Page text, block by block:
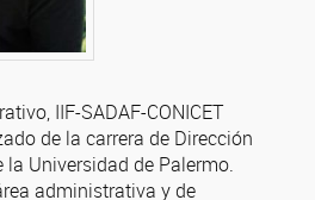
IIF-SADAF-CONICET
de la carrera de Dirección
Universidad de Palermo.
administrativa y de